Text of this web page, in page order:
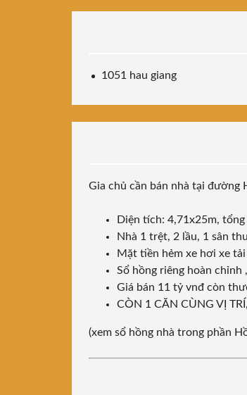
1051 hau giang
Gia chủ cần bán nhà tại đường
Diện tích: 4,71x25m,
Nhà 1 trệt, 2 lầu, 1 sân
Mặt tiền hẻm xe hơi xe
Sổ hồng riêng hoàn chỉnh
Giá bán 11 tỷ vnđ còn
CÒN 1 CĂN CÙNG VỊ
(xem sổ hồng nhà trong phần